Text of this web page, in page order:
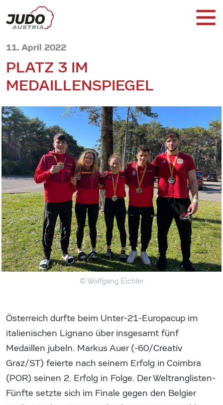
11. April 2022
PLATZ 3 IM
MEDAILLENSPIEGEL
© Wolfgang Eichler
Österreich durfte beim Unter-21-Europacup im
italienischen Lignano über insgesamt fünf
Medaillen jubeln. Markus Auer (-60/Creativ
Graz/ST) feierte nach seinem Erfolg in Coimbra
(POR) seinen 2. Erfolg in Folge. Der Weltranglisten-
Fünfte setzte sich im Finale gegen den Belgier